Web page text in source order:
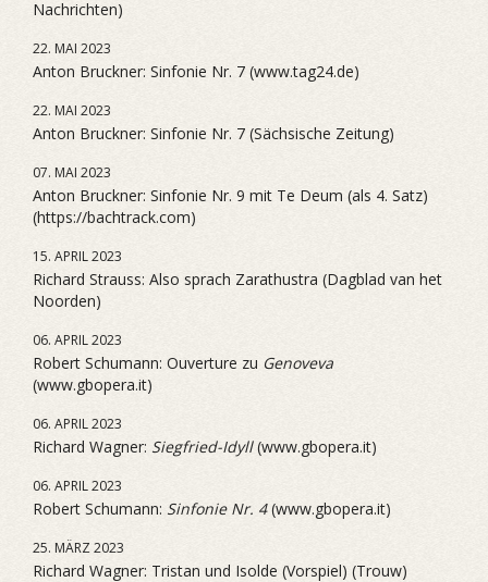
Nachrichten)
22. MAI 2023
Anton Bruckner: Sinfonie Nr. 7 (www.tag24.de)
22. MAI 2023
Anton Bruckner: Sinfonie Nr. 7 (Sächsische Zeitung)
07. MAI 2023
Anton Bruckner: Sinfonie Nr. 9 mit Te Deum (als 4. Satz)
(https://bachtrack.com)
15. APRIL 2023
Richard Strauss: Also sprach Zarathustra (Dagblad van het
Noorden)
06. APRIL 2023
Robert Schumann: Ouverture zu Genoveva
(www.gbopera.it)
06. APRIL 2023
Richard Wagner: Siegfried-Idyll(www.gbopera.it)
06. APRIL 2023
Robert Schumann: Sinfonie Nr. 4(www.gbopera.it)
25. MÄRZ 2023
Richard Wagner: Tristan und Isolde (Vorspiel) (Trouw)